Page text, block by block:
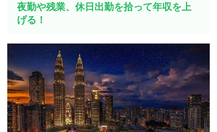
夜勤や残業、休日出勤を拾って年収を上
げる！